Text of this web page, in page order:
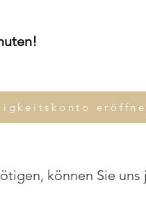
können Sie uns